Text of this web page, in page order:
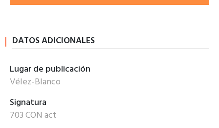
DATOS ADICIONALES
Lugar de publicación
Vélez-Blanco
Signatura
703 CON act